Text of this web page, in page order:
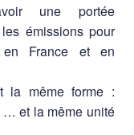
une portée
émissions pour
en France et en
la même forme :
… et la même unité